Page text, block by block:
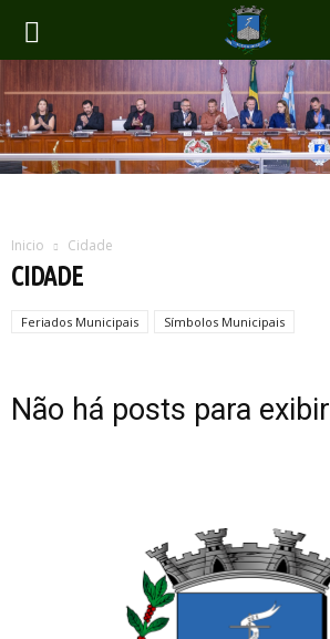
Inicio Cidade
CIDADE
Feriados Municipais Símbolos Municipais
Não há posts para exibir